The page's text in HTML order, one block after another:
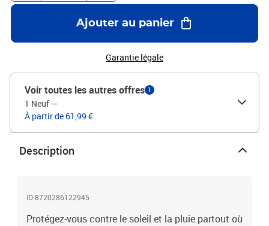
Ajouter au panier
Garantie légale
Voir toutes les autres offres 1
1 Neuf —
À partir de 61,99 €
Description
ID 8720286122945
Protégez-vous contre le soleil et la pluie partout où